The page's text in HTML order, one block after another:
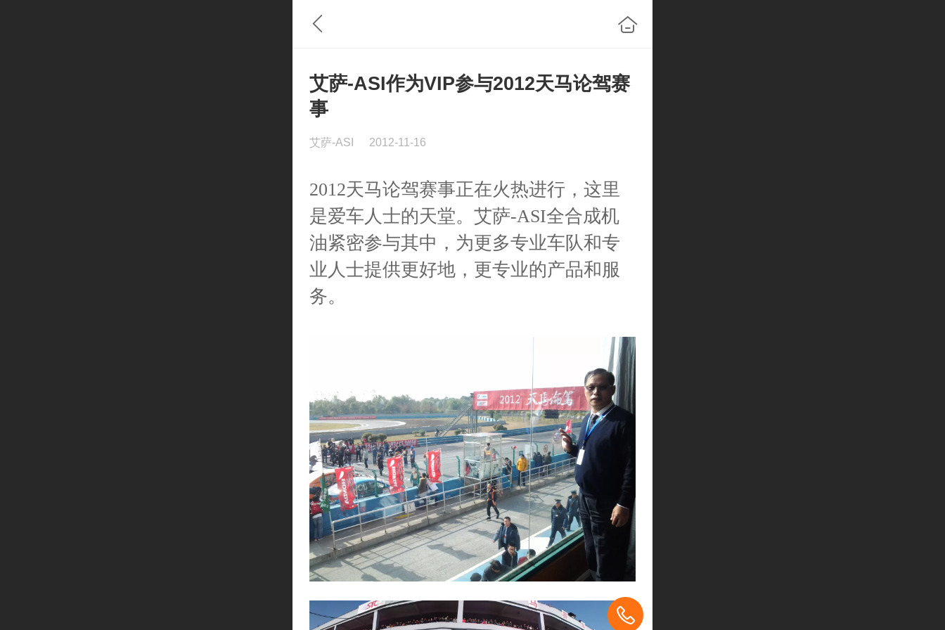
艾萨-ASI作为VIP参与2012天马论驾赛
事
艾萨-ASI 2012-11-16
2012天马论驾赛事正在火热进行，这里
是爱车人士的天堂。艾萨-ASI全合成机
油紧密参与其中，为更多专业车队和专
业人士提供更好地，更专业的产品和服
务。